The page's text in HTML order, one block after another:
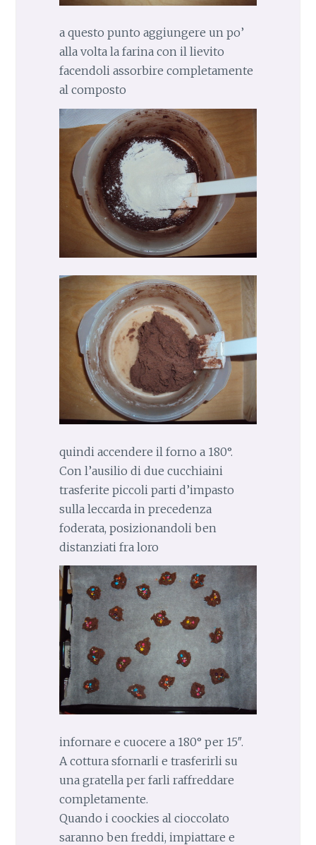
a questo punto aggiungere un po’
alla volta la farina con il lievito
facendoli assorbire completamente
al composto
quindi accendere il forno a 180°.
Con l’ausilio di due cucchiaini
trasferite piccoli parti d’impasto
sulla leccarda in precedenza
foderata, posizionandoli ben
distanziati fra loro
infornare e cuocere a 180° per 15″.
A cottura sfornarli e trasferirli su
una gratella per farli raffreddare
completamente.
Quando i coockies al cioccolato
saranno ben freddi, impiattare e